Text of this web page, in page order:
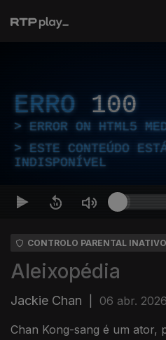
ERRO 100
ERROR ON HTML5
ESTE CONTEÚDO
INDISPONÍVEL
CONTROLO PARENTAL INATIVO
Aleixopédia
Jackie Chan 06 abr. 2026
Chan Kong-sang é um ator,